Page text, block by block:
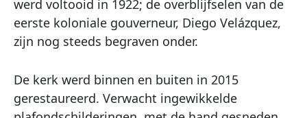
werd voltooid in 1922; de overblijfselen van de
eerste koloniale gouverneur, Diego Velázquez,
zijn nog steeds begraven onder.
De kerk werd binnen en buiten in 2015
gerestaureerd. Verwacht ingewikkelde